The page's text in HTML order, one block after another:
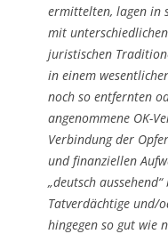
ermittelten, lagen in
mit
juristischen
in einem
noch so entfernten
angenommene OK-
Verbindung der
und finanziellen
„deutsch
Tatverdächtige und/
hingegen so gut wie